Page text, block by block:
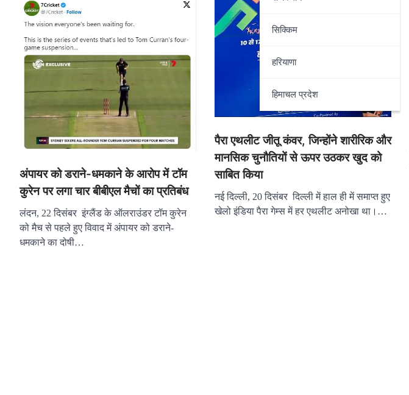
सिक्किम
हरियाणा
हिमाचल प्रदेश
अंपायर को डराने-धमकाने के आरोप में टॉम
कुरेन पर लगा चार बीबीएल मैचों का प्रतिबंध
लंदन, 22 दिसंबर इंग्लैंड के ऑलराउंडर टॉम कुरेन
को मैच से पहले हुए विवाद में अंपायर को डराने-
धमकाने का दोषी…
पैरा एथलीट जीतू कंवर, जिन्होंने शारीरिक और
मानसिक चुनौतियों से ऊपर उठकर खुद को
साबित किया
नई दिल्ली, 20 दिसंबर दिल्ली में हाल ही में समाप्त हुए
खेलो इंडिया पैरा गेम्स में हर एथलीट अनोखा था।…